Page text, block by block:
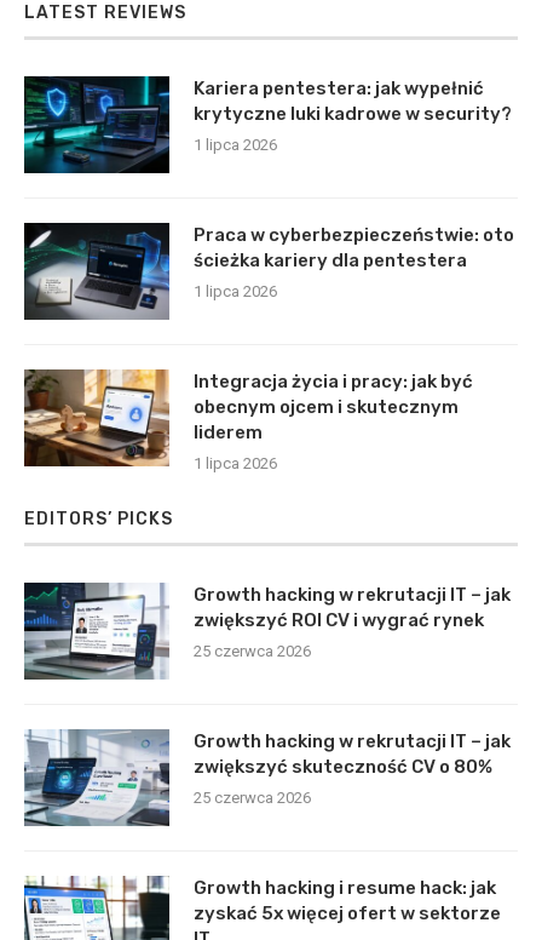
LATEST REVIEWS
Kariera pentestera: jak wypełnić
krytyczne luki kadrowe w security?
1 lipca 2026
Praca w cyberbezpieczeństwie: oto
ścieżka kariery dla pentestera
1 lipca 2026
Integracja życia i pracy: jak być
obecnym ojcem i skutecznym
liderem
1 lipca 2026
EDITORS’ PICKS
Growth hacking w rekrutacji IT – jak
zwiększyć ROI CV i wygrać rynek
25 czerwca 2026
Growth hacking w rekrutacji IT – jak
zwiększyć skuteczność CV o 80%
25 czerwca 2026
Growth hacking i resume hack: jak
zyskać 5x więcej ofert w sektorze